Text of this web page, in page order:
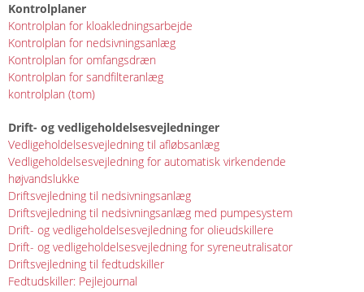
Kontrolplaner
Kontrolplan for kloakledningsarbejde
Kontrolplan for nedsivningsanlæg
Kontrolplan for omfangsdræn
Kontrolplan for sandfilteranlæg
kontrolplan (tom)
Drift- og vedligeholdelsesvejledninger
Vedligeholdelsesvejledning til afløbsanlæg
Vedligeholdelsesvejledning for automatisk virkendende
højvandslukke
Driftsvejledning til nedsivningsanlæg
Driftsvejledning til nedsivningsanlæg med pumpesystem
Drift- og vedligeholdelsesvejledning for olieudskillere
Drift- og vedligeholdelsesvejledning for syreneutralisator
Driftsvejledning til fedtudskiller
Fedtudskiller: Pejlejournal